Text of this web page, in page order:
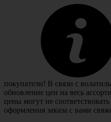
покупатели! В связи с
обновление цен на весь
цены могут не
оформления заказа с вами